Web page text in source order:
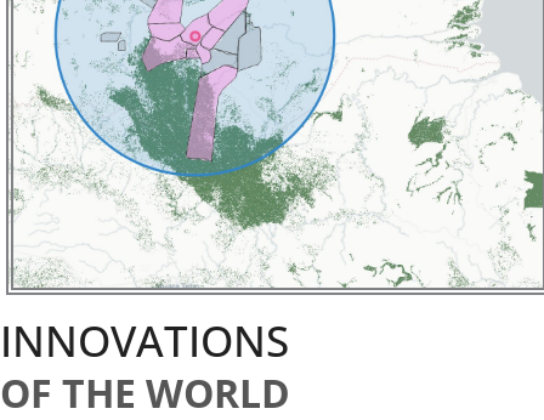
INNOVATIONS
OF THE WORLD